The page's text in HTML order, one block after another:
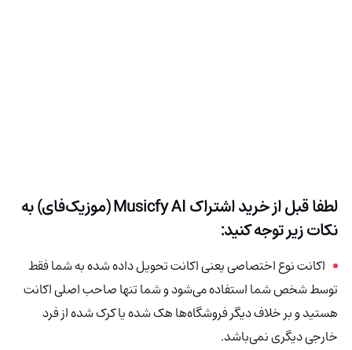
لطفا قبل از خرید اشتراک Musicfy AI (موزیک‌فای) به
نکات زیر توجه کنید:
اکانت نوع اختصاصی یعنی اکانت تحویل داده شده به شما فقط
توسط شخص شما استفاده می‌شود و شما تنها صاحب اصلی اکانت
هستید و بر خلاف دیگر فروشگاه‌ها هک شده یا کرک شده از فرد
خارجی دیگری نمی‌باشد.